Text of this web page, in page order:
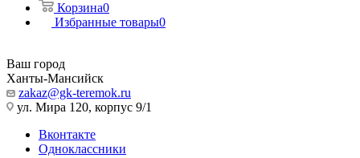
Корзина0
Избранные товары0
Ваш город
Ханты-Мансийск
zakaz@gk-teremok.ru
ул. Мира 120, корпус 9/1
Вконтакте
Одноклассники